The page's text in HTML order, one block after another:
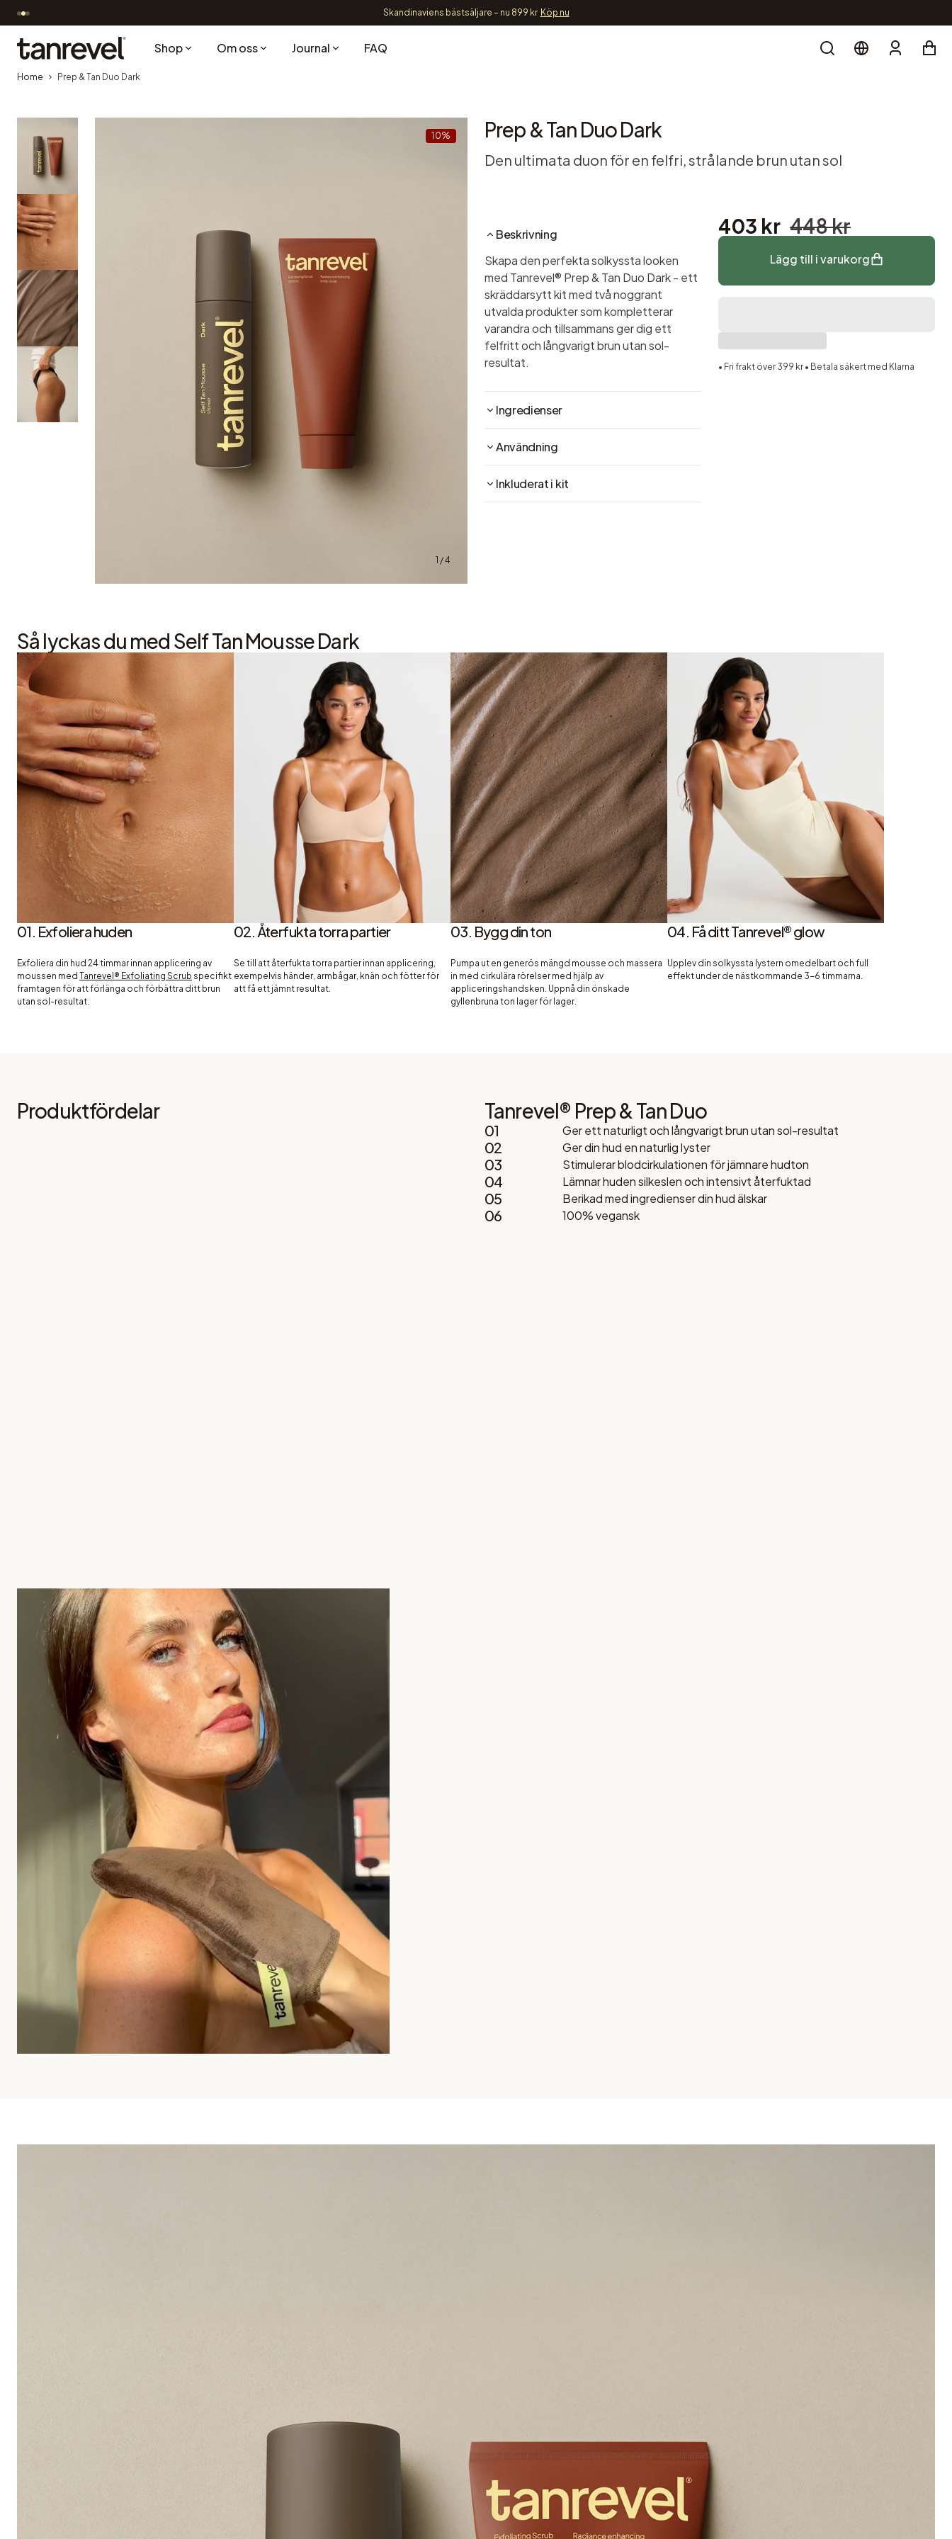
Skandinaviens bästsäljare – nu 899 kr Köp nu
Tanrevel® Shop Om oss Journal FAQ Search Account
Home Prep & Tan Duo Dark
1 / 4
10% Prep & Tan Duo Dark
Den ultimata duon för en felfri, strålande brun utan sol
Beskrivning
Skapa den perfekta solkyssta looken
med Tanrevel® Prep & Tan Duo Dark - ett
skräddarsytt kit med två noggrant
utvalda produkter som kompletterar
varandra och tillsammans ger dig ett
felfritt och långvarigt brun utan sol-
resultat.
Ingredienser
Användning
Inkluderat i kit
403 kr 448 kr
Lägg till i varukorg
• Fri frakt över 399 kr • Betala säkert med Klarna
Så lyckas du med Self Tan Mousse Dark
01. Exfoliera huden
Exfoliera din hud 24 timmar innan applicering av
moussen med Tanrevel® Exfoliating Scrub specifikt
framtagen för att förlänga och förbättra ditt brun
utan sol-resultat.
02. Återfukta torra partier
Se till att återfukta torra partier innan applicering,
exempelvis händer, armbågar, knän och fötter för
att få ett jämnt resultat.
03. Bygg din ton
Pumpa ut en generös mängd mousse och massera
in med cirkulära rörelser med hjälp av
appliceringshandsken. Uppnå din önskade
gyllenbruna ton lager för lager.
04. Få ditt Tanrevel® glow
Upplev din solkyssta lystern omedelbart och full
effekt under de nästkommande 3-6 timmarna.
Produktfördelar Tanrevel® Prep & Tan Duo
01 Ger ett naturligt och långvarigt brun utan sol-resultat
02 Ger din hud en naturlig lyster
03 Stimulerar blodcirkulationen för jämnare hudton
04 Lämnar huden silkeslen och intensivt återfuktad
05 Berikad med ingredienser din hud älskar
06 100% vegansk